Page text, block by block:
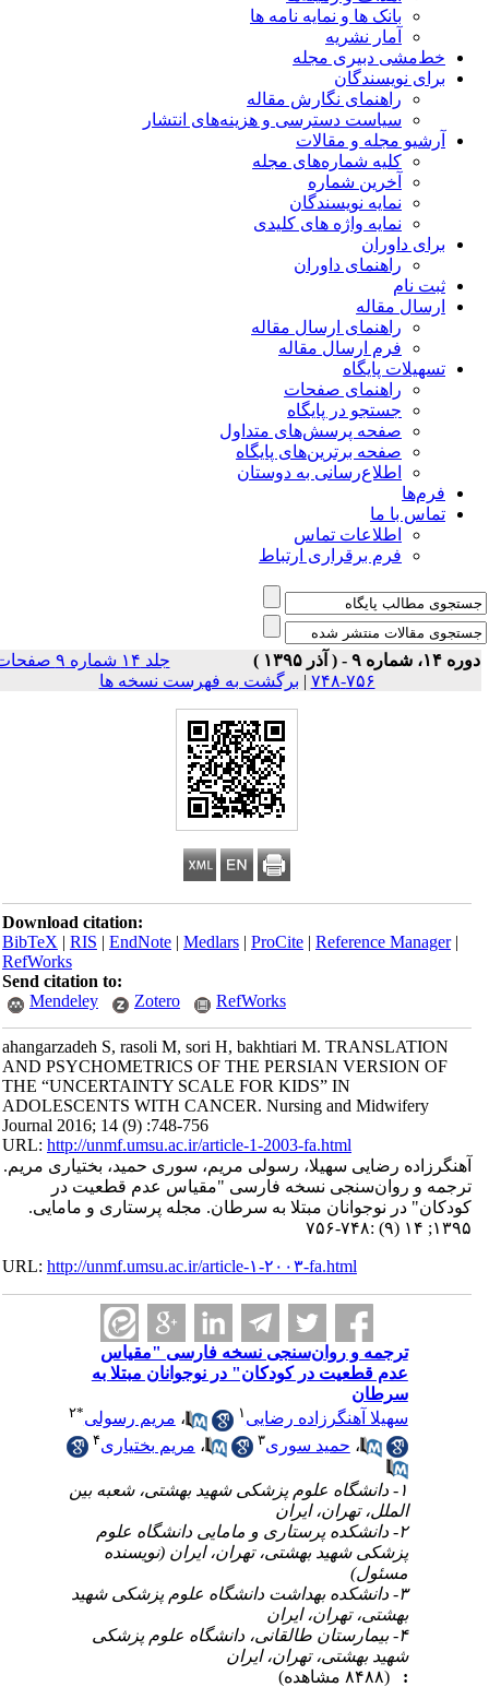
بانک ها و نمایه نامه ها
آمار نشریه
خط‌مشی دبیری مجله
برای نویسندگان
راهنمای نگارش مقاله
سیاست دسترسی و هزینه‌های انتشار
آرشیو مجله و مقالات
کلیه شماره‌های مجله
آخرین شماره
نمایه نویسندگان
نمایه واژه های کلیدی
برای داوران
راهنمای داوران
ثبت نام
ارسال مقاله
راهنمای ارسال مقاله
فرم ارسال مقاله
تسهیلات پایگاه
راهنمای صفحات
جستجو در پایگاه
صفحه پرسش‌های متداول
صفحه برترین‌های پایگاه
اطلاع‌رسانی به دوستان
فرم‌ها
تماس با ما
اطلاعات تماس
فرم برقراری ارتباط
۱۴، شماره ۹ - ( آذر ۱۳۹۵ )
جلد ۱۴ شماره ۹ صفحات
۷۵۶-۷۴۸
|برگشت به فهرست نسخه ها
Download citation:
BibTeX|RIS|EndNote|Medlars|ProCite|Reference Manager
RefWorks
Send citation to:
Mendeley
Zotero RefWorks
ahangarzadeh S, rasoli M, sori H, bakhtiari M. TRANSLATION
AND PSYCHOMETRICS OF THE PERSIAN VERSION OF
THE “UNCERTAINTY SCALE FOR KIDS” IN
ADOLESCENTS WITH CANCER. Nursing and Midwifery
Journal 2016; 14 (9) :748-756
URL:http://unmf.umsu.ac.ir/article-1-2003-fa.html
آهنگرزاده رضایی سهیلا، رسولی مریم، سوری حمید، بختیاری مریم.
ترجمه و روان‌سنجی نسخه فارسی "مقیاس عدم قطعیت در
کودکان" در نوجوانان مبتلا به سرطان. مجله پرستاری و مامایی.
۱۳۹۵; ۱۴ (۹) :۷۴۸-۷۵۶
URL:http://unmf.umsu.ac.ir/article-۱-۲۰۰۳-fa.html
ترجمه و روان‌سنجی نسخه فارسی "مقیاس
عدم قطعیت در کودکان" در نوجوانان مبتلا به
سرطان
سهیلا آهنگرزاده رضایی
،مریم رسولی ۲
،حمید سوری ،مریم بختیاری
۱- دانشگاه علوم پزشکی شهید بهشتی، شعبه بین
الملل، تهران، ایران
۲- دانشکده پرستاری و مامایی دانشگاه علوم
پزشکی شهید بهشتی، تهران، ایران (نویسنده
مسئول)
۳- دانشکده بهداشت دانشگاه علوم پزشکی شهید
بهشتی، تهران، ایران
۴- بیمارستان طالقانی، دانشگاه علوم پزشکی
شهید بهشتی، تهران، ایران